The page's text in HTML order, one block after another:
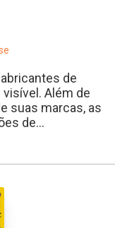
de
Além de
suas marcas, as
de...